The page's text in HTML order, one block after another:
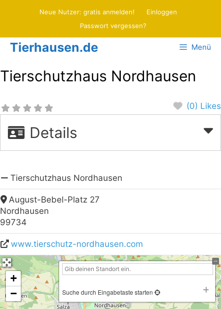
Neue Nutzer: gratis anmelden!
Einloggen
Passwort vergessen?
Tierhausen.de Menü
Tierschutzhaus Nordhausen
(0) Likes
Details
Tierschutzhaus Nordhausen
August-Bebel-Platz 27
Nordhausen
99734
www.tierschutz-nordhausen.com
+
−
Suche durch Eingabetaste starten